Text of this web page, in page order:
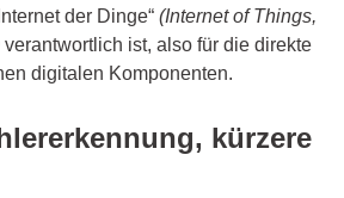
der Dinge“ (Internet of Things,
verantwortlich ist, also für die direkte
digitalen Komponenten.
kürzere